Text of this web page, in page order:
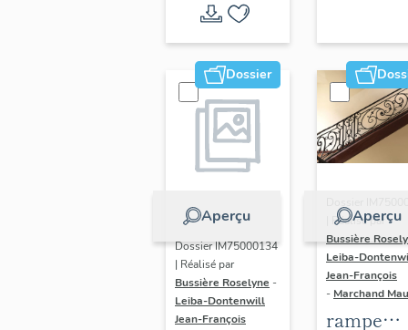
Dossier
Aperçu
Dossier IM75000134
| Réalisé par
Bussière Roselyne -
Leiba-Dontenwill
Jean-François
Aperçu
| Réalisé par
Bussière
Leiba-
Jean-François
- Marchand
rampe